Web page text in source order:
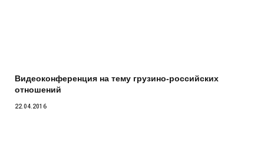
Видеоконференция на тему грузино-российских
отношений
22.04.2016